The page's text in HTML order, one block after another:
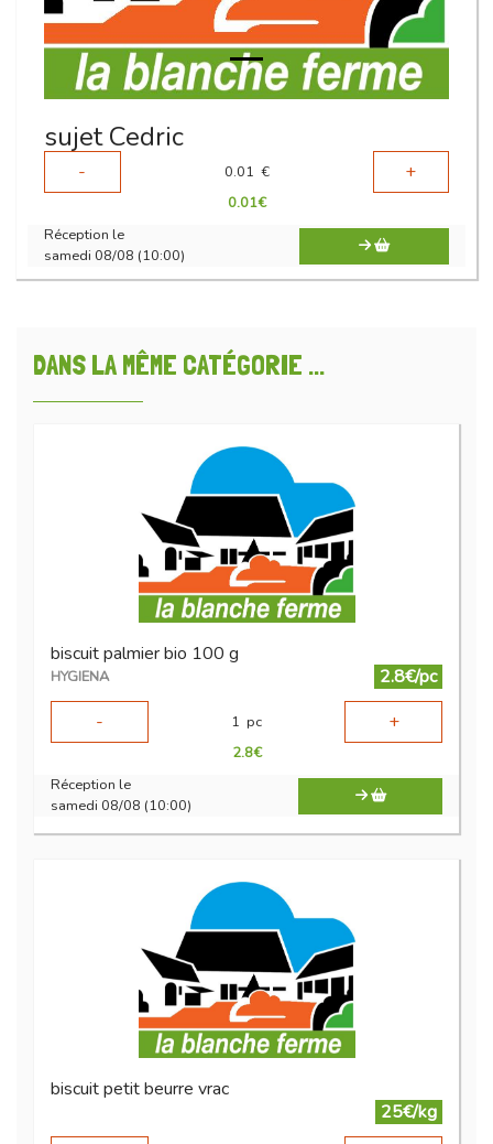
sujet Cedric
- 0.01 € +
0.01€
Réception le
samedi 08/08 (10:00)
DANS LA MÊME CATÉGORIE ...
biscuit palmier bio 100 g
HYGIENA
2.8€/pc
-
1 pc +
2.8€
Réception le
samedi 08/08 (10:00)
biscuit petit beurre vrac
25€/kg